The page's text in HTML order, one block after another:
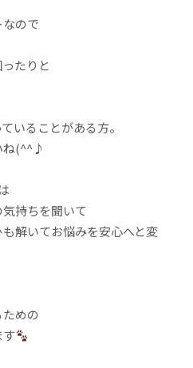
ので
たりと
いることがある方。
ね(^^♪
持ちを聞いて
解いてお悩みを安心へと変
めの
す